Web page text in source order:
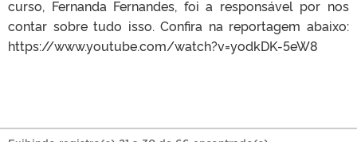
curso, Fernanda Fernandes, foi a responsável por nos
contar sobre tudo isso. Confira na reportagem abaixo:
https://www.youtube.com/watch?v=yodkDK-5eW8